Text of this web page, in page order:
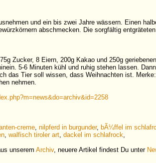
und ein bis zwei Jahre wässern. Einen
abschmecken. Die sorgfältig
Zucker, 8 Eiern, 200g Kakao und 250g
5-6 Minuten kühl und ruhig stehen lassen.
das Tier soll wissen, dass Weihnachten ist.
nehmen.
creme, nilpferd in burgunder, bÃ¼ffel im
, walfisch tiroler art, dackel im schlafrock,
unserem Archiv, neuere Artikel findest Du unter